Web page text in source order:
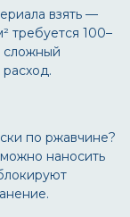
взять —
требуется 100–
сложный
по ржавчине?
наносить